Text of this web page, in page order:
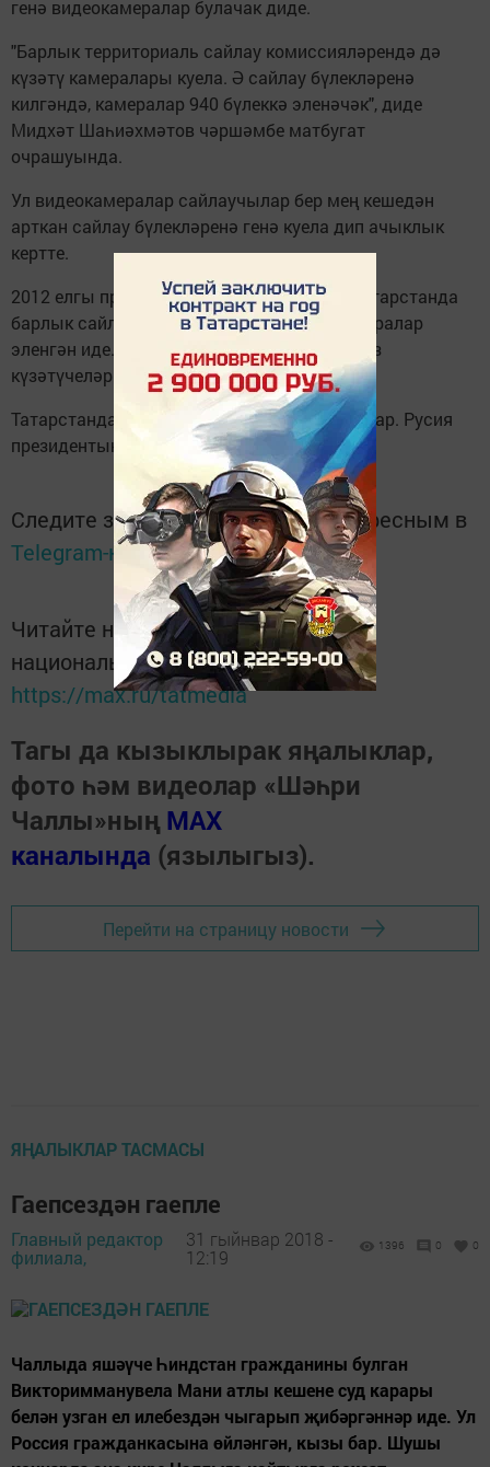
генә видеокамералар булачак диде.
"Барлык территориаль сайлау комиссияләрендә дә
күзәтү камералары куела. Ә сайлау бүлекләренә
килгәндә, камералар 940 бүлеккә эленәчәк", диде
Мидхәт Шаһиәхмәтов чәршәмбе матбугат
очрашуында.
Ул видеокамералар сайлаучылар бер мең кешедән
арткан сайлау бүлекләренә генә куела дип ачыклык
кертте.
2012 елгы президент сайлау вакытында Татарстанда
барлык сайлау бүлекләрендә дә видеокамералар
эленгән иде. Видеоязмаларны карап, бәйсез
күзәтүчеләр йөзләгән хокук бозулартапты.
Татарстанда барлыгы 2817 сайлау бүлеге бар. Русия
президентын сайлау 18 мартта узачак.
Следите за самым важным и интересным в
Telegram-каналеТатмедиа
Читайте новости Татарстана в
национальном мессенджере MАХ:
https://max.ru/tatmedia
Тагы да кызыклырак яңалыклар,
фото һәм видеолар «Шәһри
Чаллы»ның MAX
каналында (язылыгыз).
Перейти на страницу новости
ЯҢАЛЫКЛАР ТАСМАСЫ
Гаепсездән гаепле
Главный редактор
филиала,
31 гыйнвар 2018 -
12:19
1396 0 0
Чаллыда яшәүче Һиндстан гражданины булган
Викторимманувела Мани атлы кешене суд карары
белән узган ел илебездән чыгарып җибәргәннәр иде. Ул
Россия гражданкасына өйләнгән, кызы бар. Шушы